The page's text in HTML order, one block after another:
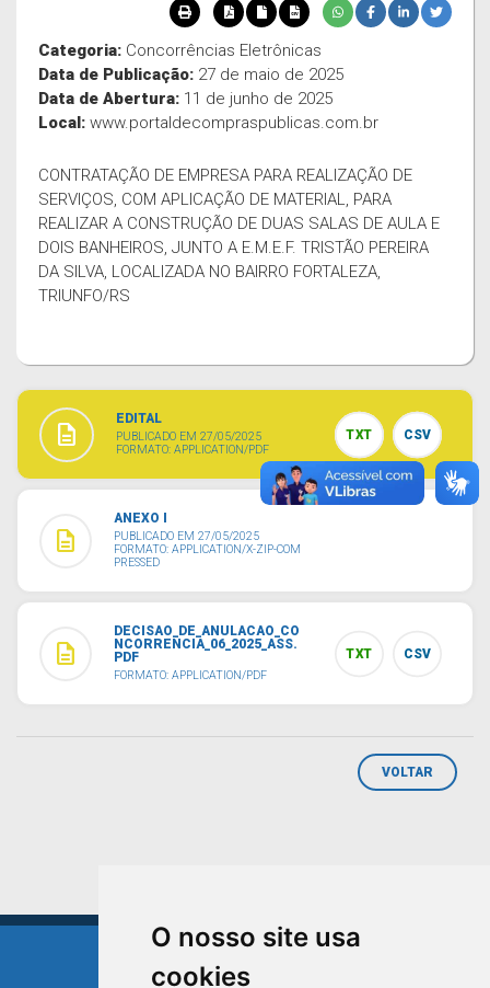
O nosso site usa
cookies
Categoria: Concorrências Eletrônicas
Data de Publicação: 27 de maio de 2025
Data de Abertura: 11 de junho de 2025
Local: www.portaldecompraspublicas.com.br
CONTRATAÇÃO DE EMPRESA PARA REALIZAÇÃO DE
SERVIÇOS, COM APLICAÇÃO DE MATERIAL, PARA
REALIZAR A CONSTRUÇÃO DE DUAS SALAS DE AULA E
DOIS BANHEIROS, JUNTO A E.M.E.F. TRISTÃO PEREIRA
DA SILVA, LOCALIZADA NO BAIRRO FORTALEZA,
TRIUNFO/RS
description
EDITAL
PUBLICADO EM 27/05/2025
FORMATO: APPLICATION/PDF
TXT CSV
description
ANEXO I
PUBLICADO EM 27/05/2025
FORMATO: APPLICATION/X-ZIP-COM
PRESSED
description
DECISAO_DE_ANULACAO_CO
NCORRENCIA_06_2025_ASS.
PDF
FORMATO: APPLICATION/PDF
TXT CSV
VOLTAR